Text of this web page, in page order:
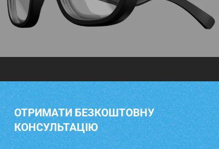
ОТРИМАТИ БЕЗКОШТОВНУ
КОНСУЛЬТАЦІЮ